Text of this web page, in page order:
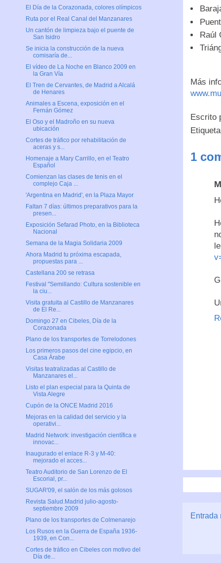
Raúl
Más
Escrito
1
Entrada
El Día de la Corazonada, colores olímpicos
Ruta por el Real Canal del Manzanares
Un cantón de limpieza bajo el puente de
San Isidro
Se inicia la construcción de la nueva
comisaría de...
El vídeo de La Noche en Blanco 2009 en
la Gran Vía
El Tren de Cervantes, de Madrid a Alcalá
de Henares
Animales a Escena, exposición en el
Fernán Gómez
El Oso y el Madroño en su nueva
ubicación
Cortes de tráfico por rehabilitación de
aceras y s...
Homenaje a Mary Carrillo, en el Teatro
Español
Comienzan las clases de tenis en el
complejo Caja ...
'Argentina en Madrid', en la Plaza Mayor
Faltan 7 días: últimos preparativos para la
presen...
Exposición Sefarad Photo, en la Biblioteca
Nacional
Semana de la Magia Solidaria 2009
Ahora Madrid tu próxima escapada,
propuestas para ...
Castellana 200 se retrasa
Festival "Semillando: Cultura sostenible en
la ciu...
Visita gratuita al Castillo de Manzanares
de El Re...
Domingo 27 en Cibeles, Día de la
Corazonada
Plano de los transportes de Torrelodones
Los primeros pasos del cine egipcio, en
Casa Árabe
Visitas teatralizadas al Castillo de
Manzanares el...
Listo el plan especial para la Quinta de
Vista Alegre
Cupón de la ONCE Madrid 2016
Mejoras en la calidad del servicio y la
operativi...
Madrid Network: investigación científica e
innovac...
Inaugurado el enlace R-3 y M-40:
mejorado el acces...
Teatro Auditorio de San Lorenzo de El
Escorial, pr...
SUGAR'09, el salón de los más golosos
Revista Salud.Madrid julio-agosto-
septiembre 2009
Plano de los transportes de Colmenarejo
Los Rusos en la Guerra de España 1936-
1939, en Con...
Cortes de tráfico en Cibeles con motivo del
Día de...